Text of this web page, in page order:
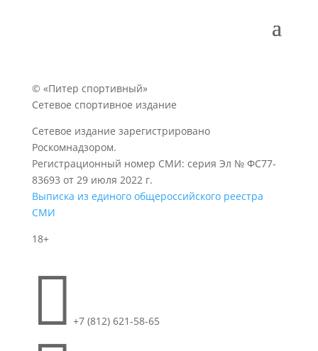
© «Питер спортивный»
Сетевое спортивное издание
Сетевое издание зарегистрировано
Роскомнадзором.
Регистрационный номер СМИ: серия Эл № ФС77-
83693 от 29 июля 2022 г.
Выписка из единого общероссийского реестра
СМИ
18+
 +7 (812) 621-58-65